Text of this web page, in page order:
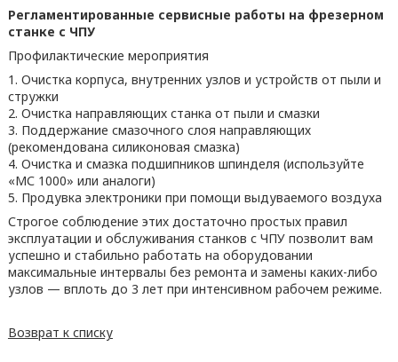
Регламентированные сервисные работы на фрезерном
станке с ЧПУ
Профилактические мероприятия
1. Очистка корпуса, внутренних узлов и устройств от пыли и
стружки
2. Очистка направляющих станка от пыли и смазки
3. Поддержание смазочного слоя направляющих
(рекомендована силиконовая смазка)
4. Очистка и смазка подшипников шпинделя (используйте
«МС 1000» или аналоги)
5. Продувка электроники при помощи выдуваемого воздуха
Строгое соблюдение этих достаточно простых правил
эксплуатации и обслуживания станков с ЧПУ позволит вам
успешно и стабильно работать на оборудовании
максимальные интервалы без ремонта и замены каких-либо
узлов — вплоть до 3 лет при интенсивном рабочем режиме.
Возврат к списку